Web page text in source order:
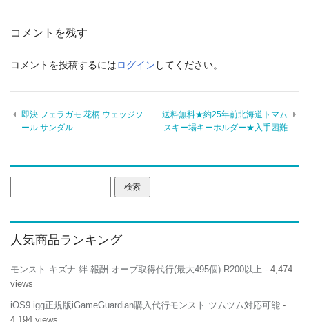
コメントを残す
コメントを投稿するにはログイン してください。
即決 フェラガモ 花柄 ウェッジソ
ール サンダル
送料無料★約25年前北海道トマム
スキー場キーホルダー★入手困難
索:
人気商品ランキング
モンスト キズナ 絆 報酬 オーブ取得代行(最大495個) R200以上 - 4,474
views
iOS9 igg正規版iGameGuardian購入代行モンスト ツムツム対応可能 -
4,194 views